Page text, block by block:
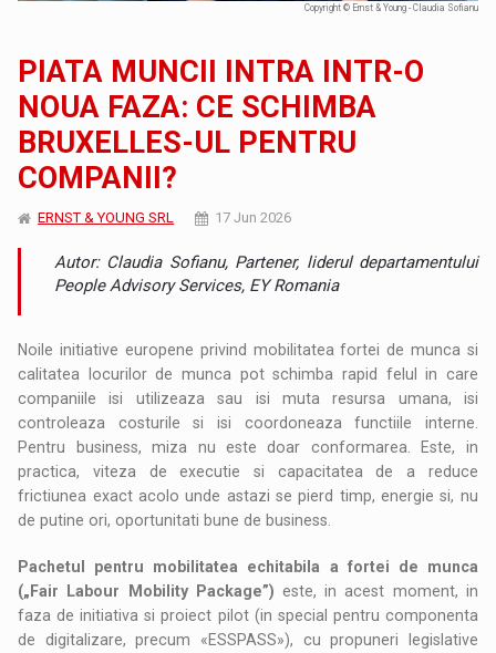
Copyright © Ernst & Young - Claudia Sofianu
PIATA MUNCII INTRA INTR-O
NOUA FAZA: CE SCHIMBA
BRUXELLES-UL PENTRU
COMPANII?
ERNST & YOUNG SRL 17 Jun 2026
Autor: Claudia Sofianu, Partener, liderul departamentului
People Advisory Services, EY Romania
Noile initiative europene privind mobilitatea fortei de munca si
calitatea locurilor de munca pot schimba rapid felul in care
companiile isi utilizeaza sau isi muta resursa umana, isi
controleaza costurile si isi coordoneaza functiile interne.
Pentru business, miza nu este doar conformarea. Este, in
practica, viteza de executie si capacitatea de a reduce
frictiunea exact acolo unde astazi se pierd timp, energie si, nu
de putine ori, oportunitati bune de business.
Pachetul pentru mobilitatea echitabila a fortei de munca
(„Fair Labour Mobility Package”) este, in acest moment, in
faza de initiativa si proiect pilot (in special pentru componenta
de digitalizare, precum «ESSPASS»), cu propuneri legislative